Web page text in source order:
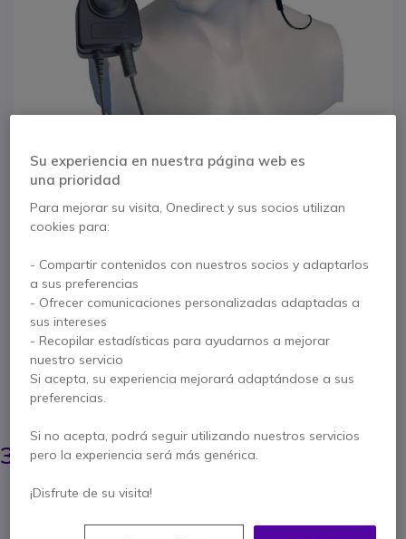
Entel CHP750HD
Protector auditivo
con micro para serie
HT - Sujeción Casco
Ref. del producto: ENTCHP750HD // Ref. fabricante: CHP750HD
Auriculares de protección auditiva con VOX para
walkie talkies Entel HT - Versión Sujeción Casco
AHORRA 35,00 €
389,95 €
354,95 € s/Iva- 429,49 € Iva incl.
Cantidad
Saltar al comienzo de la galería de imágenes
Su experiencia en nuestra página web es
una prioridad
Para mejorar su visita, Onedirect y sus socios utilizan
cookies para:
- Compartir contenidos con nuestros socios y adaptarlos
a sus preferencias
- Ofrecer comunicaciones personalizadas adaptadas a
sus intereses
- Recopilar estadísticas para ayudarnos a mejorar
nuestro servicio
Si acepta, su experiencia mejorará adaptándose a sus
preferencias.
Si no acepta, podrá seguir utilizando nuestros servicios
pero la experiencia será más genérica.
¡Disfrute de su visita!